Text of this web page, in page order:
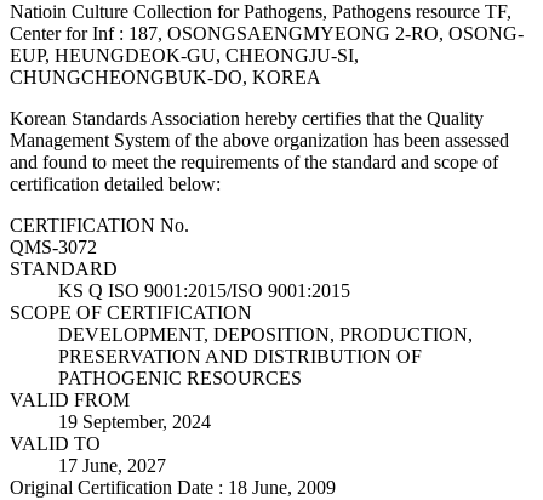
Natioin Culture Collection for Pathogens, Pathogens resource TF,
Center for Inf : 187, OSONGSAENGMYEONG 2-RO, OSONG-
EUP, HEUNGDEOK-GU, CHEONGJU-SI,
CHUNGCHEONGBUK-DO, KOREA
Korean Standards Association hereby certifies that the Quality
Management System of the above organization has been assessed
and found to meet the requirements of the standard and scope of
certification detailed below:
CERTIFICATION No.
QMS-3072
STANDARD
KS Q ISO 9001:2015/ISO 9001:2015
SCOPE OF CERTIFICATION
DEVELOPMENT, DEPOSITION, PRODUCTION,
PRESERVATION AND DISTRIBUTION OF
PATHOGENIC RESOURCES
VALID FROM
19 September, 2024
VALID TO
17 June, 2027
Original Certification Date : 18 June, 2009